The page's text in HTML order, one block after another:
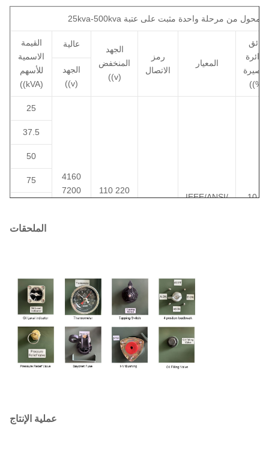
25kva-500kva محول من مرحلة واحدة مثبت على عتبة
القيمة
الاسمية
للأسهم
((kVA)
عالية
الجهد
المنخفض
((v)
رمز
الاتصال
المعيار
عائق
الدائرة
((%)
الجهد
((v)
25
4160
7200
110 220
IEEE/ANSI/
10.0-
37.5
50
75
167
333
500
الملحقات
عملية الإنتاج